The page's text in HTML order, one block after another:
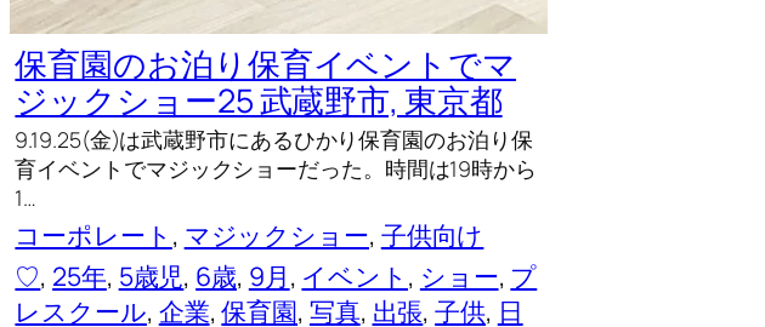
保育園のお泊り保育イベントでマ
ジックショー25 武蔵野市, 東京都
9.19.25(金)は武蔵野市にあるひかり保育園のお泊り保
育イベントでマジックショーだった。時間は19時から
1…
コーポレート , マジックショー, 子供向け
♡, 25年, 5歳児, 6歳, 9月, イベント , ショー, プ
レスクール, 企業, 保育園, 写真, 出張, 子供, 日